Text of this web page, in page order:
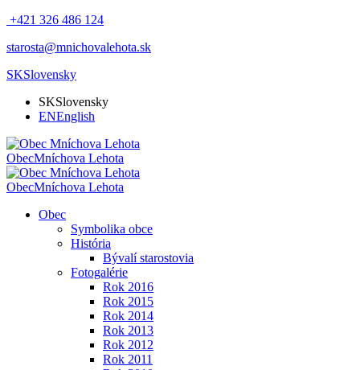
+421 326 486 124
starosta@mnichovalehota.sk
SKSlovensky
SKSlovensky
ENEnglish
ObecMníchova Lehota
ObecMníchova Lehota
Obec
Symbolika obce
História
Bývalí starostovia
Fotogalérie
Rok 2016
Rok 2015
Rok 2014
Rok 2013
Rok 2012
Rok 2011